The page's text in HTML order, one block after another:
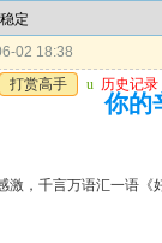
定
02 18:38
打赏高手 u 历史记录
你的
激，千言万语汇一语《